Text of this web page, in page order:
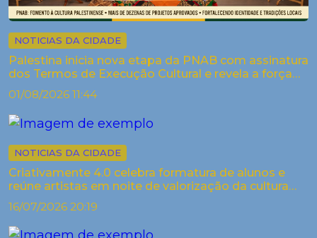
NOTICIAS DA CIDADE
Palestina inicia nova etapa da PNAB com assinatura
dos Termos de Execução Cultural e revela a força
criativa dos arti...
01/08/2026 11:44
NOTICIAS DA CIDADE
Criativamente 4.0 celebra formatura de alunos e
reúne artistas em noite de valorização da cultura
em Palestina
16/07/2026 20:19